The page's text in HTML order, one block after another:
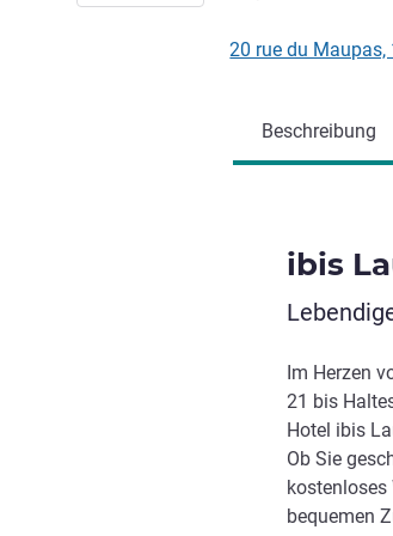
20 rue du Maupas,
Beschreibung
ibis
Im Herzen
21 bis
Hotel ibis
Ob Sie
kostenloses
bequemen